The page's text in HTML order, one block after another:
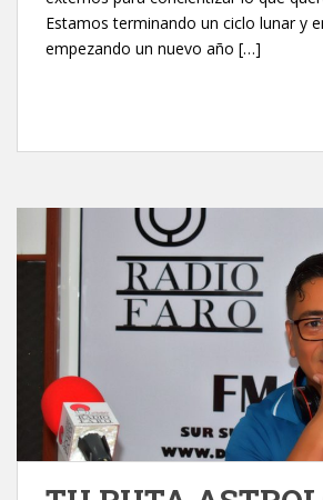
Estamos terminando un ciclo lunar y
empezando un nuevo año […]